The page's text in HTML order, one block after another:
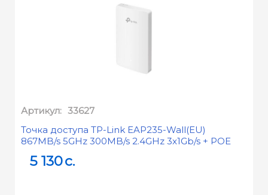
Артикул: 33627
Точка доступа TP-Link EAP235-Wall(EU)
867MB/s 5GHz 300MB/s 2.4GHz 3x1Gb/s + POE
5 130c.